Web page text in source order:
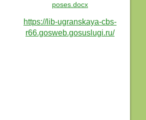
poses.docx
https://lib-ugranskaya-cbs-
r66.gosweb.gosuslugi.ru/